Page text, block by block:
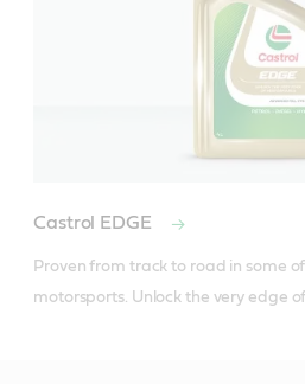
Castrol EDGE
Proven from track to road in some
motorsports. Unlock the very edge